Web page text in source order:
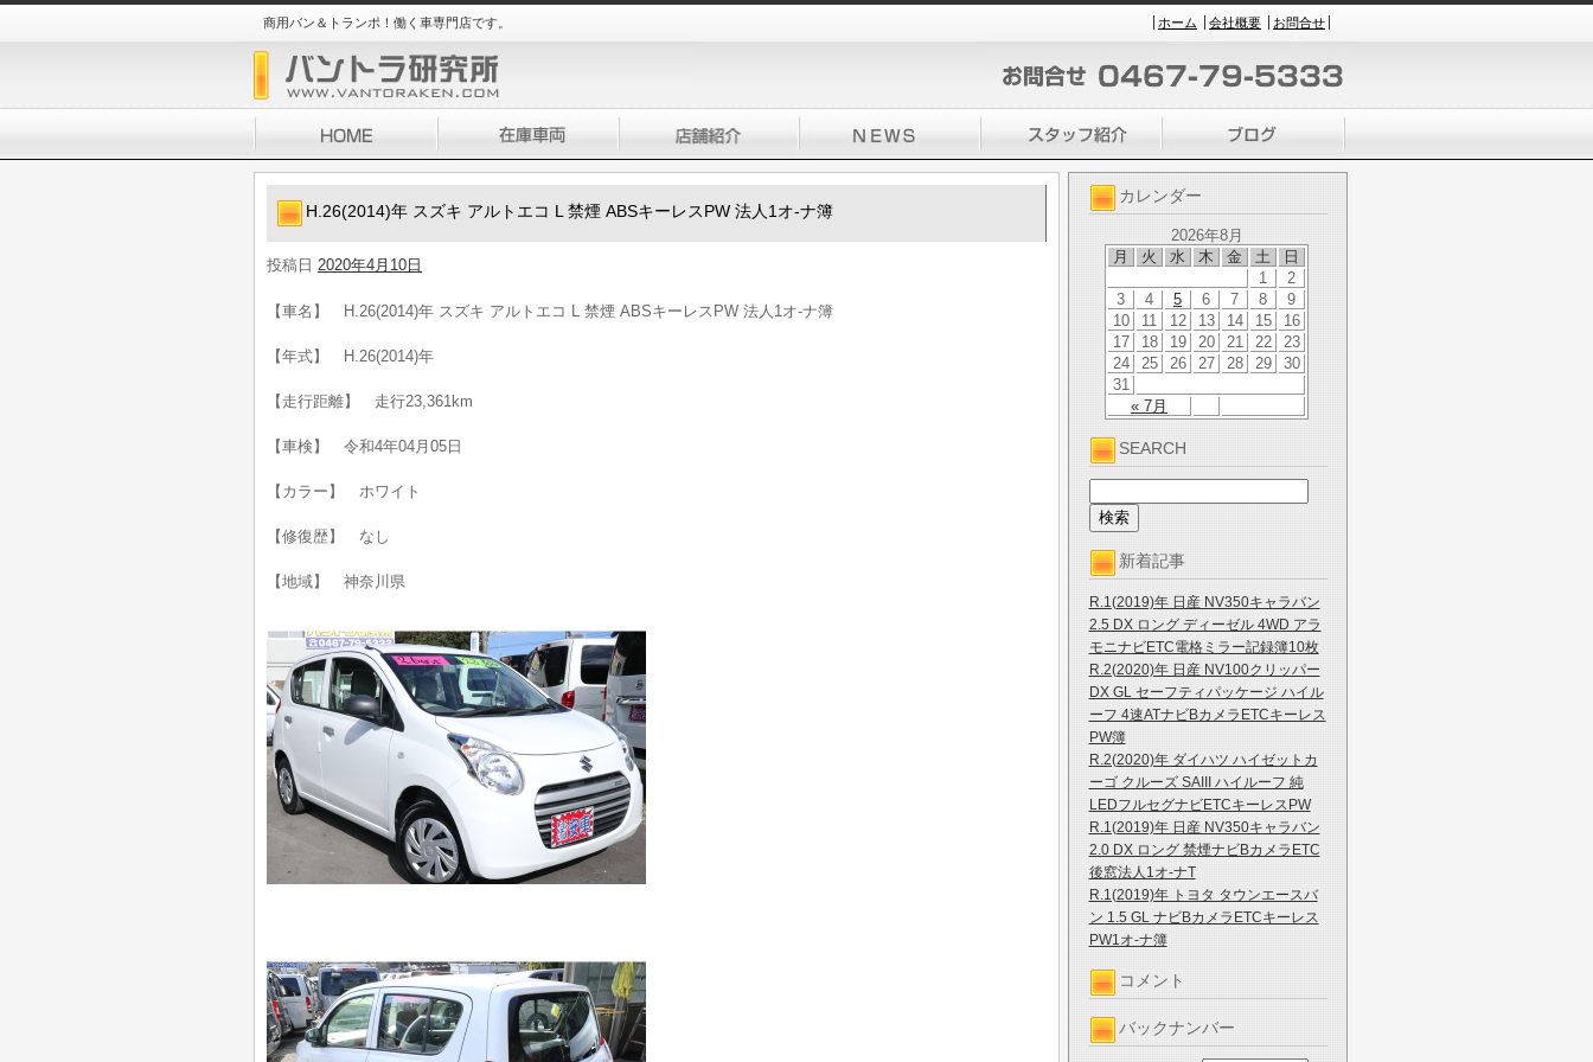
商用バン＆トランポ！働く車専門店です。 ホーム 会社概要 お問合せ
カレンダー
2026年8月
月
火 水 木 金 土 日
« 7月
1
2
3
4 5 6 7 8
9
10
11 12 13 14 15
16
17
18 19 20 21 22
23
24
25 26 27 28 29
30
31
SEARCH
新着記事
R.1(2019)年 日産 NV350キャラバン
2.5 DX ロング ディーゼル 4WD アラ
モニナビETC電格ミラー記録簿10枚
R.2(2020)年 日産 NV100クリッパー
DX GL セーフティパッケージ ハイル
ーフ 4速ATナビBカメラETCキーレス
PW簿
R.2(2020)年 ダイハツ ハイゼットカ
ーゴ クルーズ SAIII ハイルーフ 純
LEDフルセグナビETCキーレスPW
R.1(2019)年 日産 NV350キャラバン
2.0 DX ロング 禁煙ナビBカメラETC
後窓法人1オ-ナT
R.1(2019)年 トヨタ タウンエースバ
ン 1.5 GL ナビBカメラETCキーレス
PW1オ-ナ簿
コメント
バックナンバー
H.26(2014)年 スズキ アルトエコ L 禁煙 ABSキーレスPW 法人1オ-ナ簿
投稿日 2020年4月10日
【車名】 H.26(2014)年 スズキ アルトエコ L 禁煙 ABSキーレスPW 法人1オ-ナ簿
【年式】 H.26(2014)年
【走行距離】 走行23,361km
【車検】 令和4年04月05日
【カラー】 ホワイト
【修復歴】 なし
【地域】 神奈川県